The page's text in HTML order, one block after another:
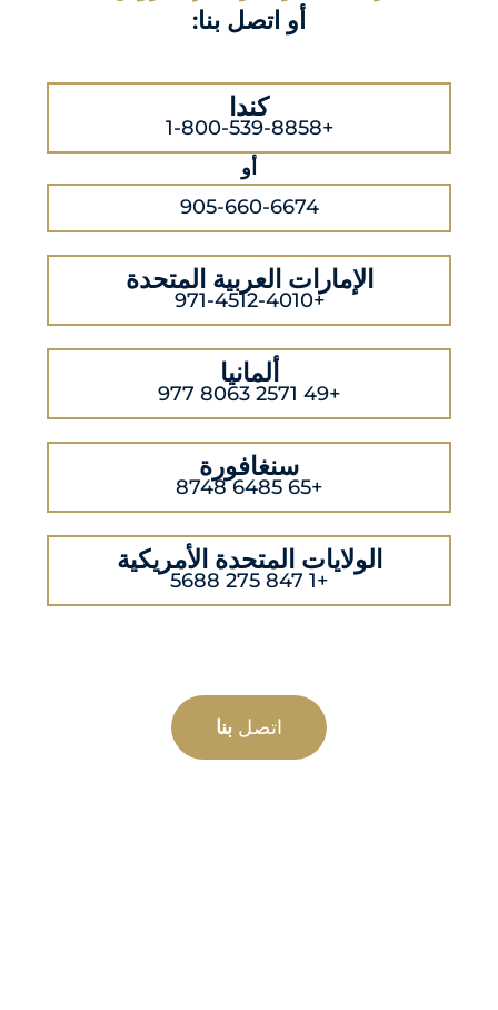
أو اتصل بنا:
كندا
+1-800-539-8858
أو
905-660-6674
الإمارات العربية المتحدة
+971-4512-4010
ألمانيا
+49 2571 8063 977
سنغافورة
+65 6485 8748
الولايات المتحدة الأمريكية
+1 847 275 5688
اتصل بنا